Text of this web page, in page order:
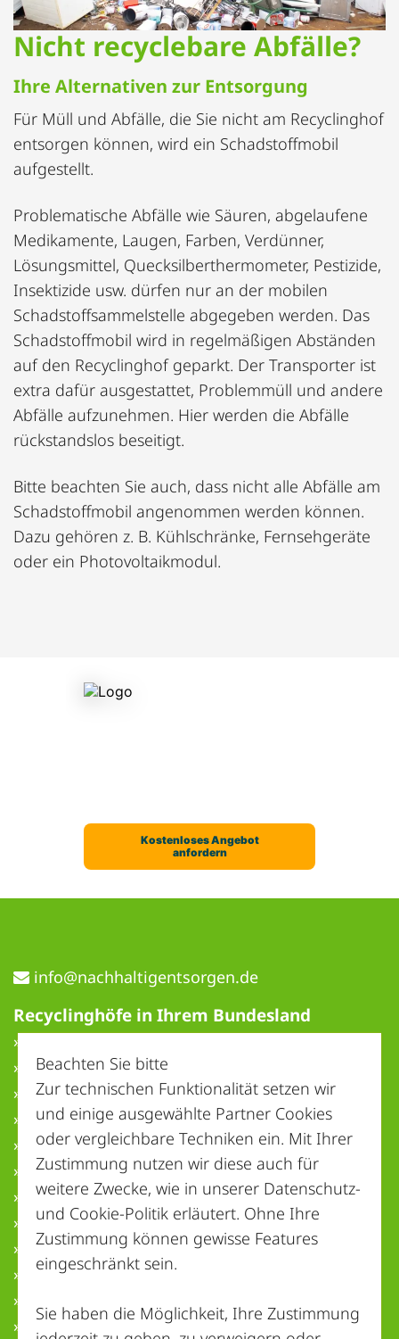
Nicht recyclebare Abfälle?
Ihre Alternativen zur Entsorgung
Für Müll und Abfälle, die Sie nicht am Recyclinghof
entsorgen können, wird ein Schadstoffmobil
aufgestellt.
Problematische Abfälle wie Säuren, abgelaufene
Medikamente, Laugen, Farben, Verdünner,
Lösungsmittel, Quecksilberthermometer, Pestizide,
Insektizide usw. dürfen nur an der mobilen
Schadstoffsammelstelle abgegeben werden. Das
Schadstoffmobil wird in regelmäßigen Abständen
auf den Recyclinghof geparkt. Der Transporter ist
extra dafür ausgestattet, Problemmüll und andere
Abfälle aufzunehmen. Hier werden die Abfälle
rückstandslos beseitigt.
Bitte beachten Sie auch, dass nicht alle Abfälle am
Schadstoffmobil angenommen werden können.
Dazu gehören z. B. Kühlschränke, Fernsehgeräte
oder ein Photovoltaikmodul.
ed.negrostnegitlahhcan@ofni
Recyclinghöfe in Ihrem Bundesland
» Baden-Württemberg
» Bayern
» Berlin
» Brandenburg
» Bremen
» Hamburg
» Hessen
» Mecklenburg-Vorpommern
» Niedersachsen
» Nordrhein-Westfalen
» Rheinland-Pfalz
» Saarland
Beachten Sie bitte
Zur technischen Funktionalität setzen wir
und einige ausgewählte Partner Cookies
oder vergleichbare Techniken ein. Mit Ihrer
Zustimmung nutzen wir diese auch für
weitere Zwecke, wie in unserer Datenschutz-
und Cookie-Politik erläutert. Ohne Ihre
Zustimmung können gewisse Features
eingeschränkt sein.
Sie haben die Möglichkeit, Ihre Zustimmung